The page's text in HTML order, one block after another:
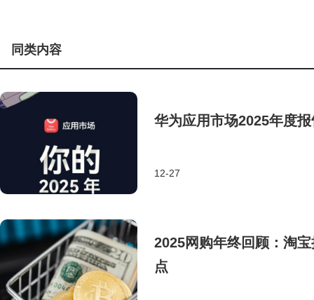
同类内容
华为应用市场2025年度
12-27
2025网购年终回顾：淘
点